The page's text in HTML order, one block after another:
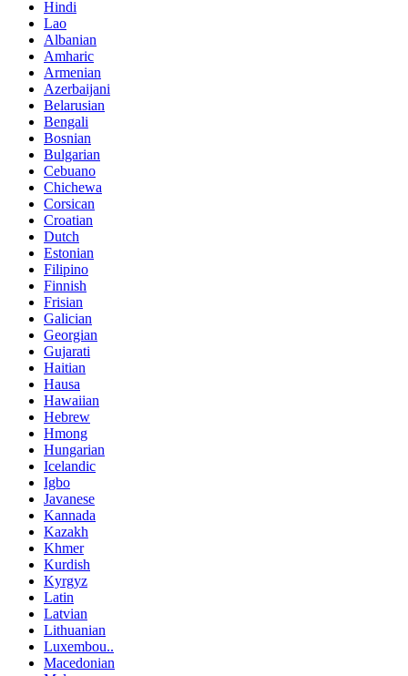
Hindi
Lao
Albanian
Amharic
Armenian
Azerbaijani
Belarusian
Bengali
Bosnian
Bulgarian
Cebuano
Chichewa
Corsican
Croatian
Dutch
Estonian
Filipino
Finnish
Frisian
Galician
Georgian
Gujarati
Haitian
Hausa
Hawaiian
Hebrew
Hmong
Hungarian
Icelandic
Igbo
Javanese
Kannada
Kazakh
Khmer
Kurdish
Kyrgyz
Latin
Latvian
Lithuanian
Luxembou..
Macedonian